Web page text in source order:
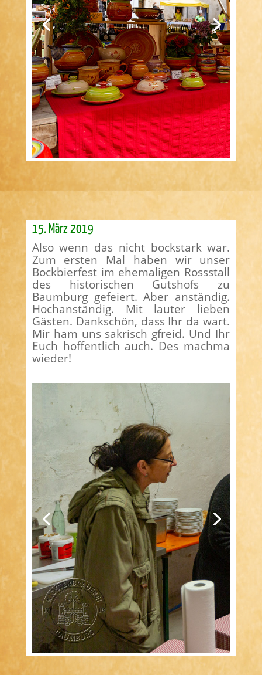
15. März 2019
Also wenn das nicht bockstark war.
Zum ersten Mal haben wir unser
Bockbierfest im ehemaligen Rossstall
des historischen Gutshofs zu
Baumburg gefeiert. Aber anständig.
Hochanständig. Mit lauter lieben
Gästen. Dankschön, dass Ihr da wart.
Mir ham uns sakrisch gfreid. Und Ihr
Euch hoffentlich auch. Des machma
wieder!